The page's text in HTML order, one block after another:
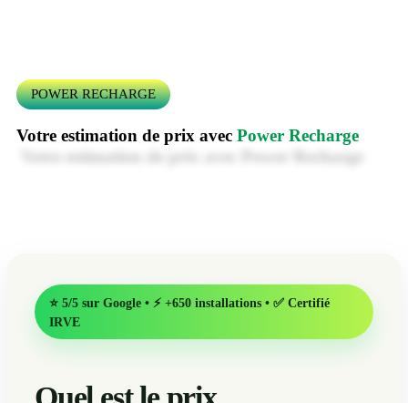
POWER RECHARGE
Votre estimation de prix avec Power Recharge
⭐ 5/5 sur Google • ⚡ +650 installations • ✅ Certifié
IRVE